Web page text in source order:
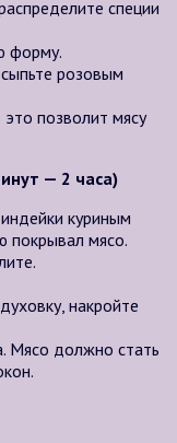
специи
форму.
розовым
позволит мясу
— 2 часа)
куриным
покрывал мясо.
накройте
Мясо должно стать